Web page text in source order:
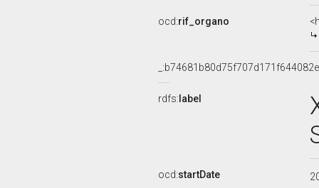
ocd:rif_organo
rdfs: label
ocd:startDate